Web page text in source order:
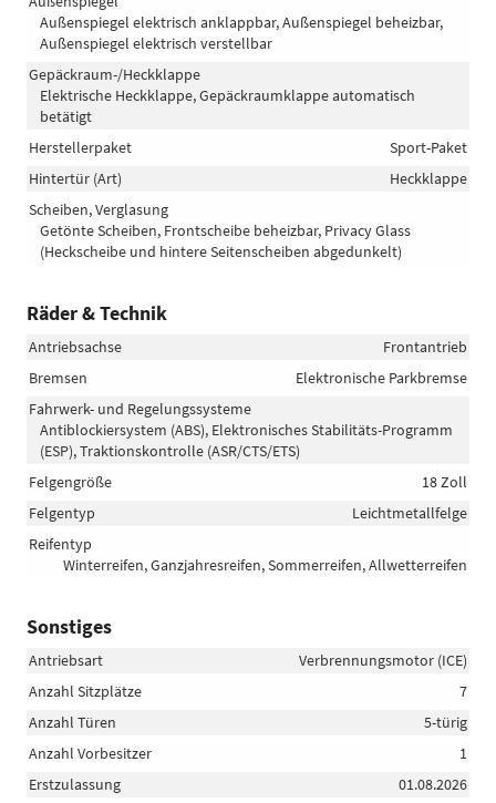
Außenspiegel elektrisch anklappbar, Außenspiegel beheizbar,
Außenspiegel elektrisch verstellbar
Gepäckraum-/Heckklappe
Elektrische Heckklappe, Gepäckraumklappe automatisch
betätigt
Herstellerpaket
Sport-Paket
Hintertür (Art)
Heckklappe
Scheiben, Verglasung
Getönte Scheiben, Frontscheibe beheizbar, Privacy Glass
(Heckscheibe und hintere Seitenscheiben abgedunkelt)
Räder & Technik
Antriebsachse
Frontantrieb
Bremsen
Elektronische Parkbremse
Fahrwerk- und Regelungssysteme
Antiblockiersystem (ABS), Elektronisches Stabilitäts-Programm
(ESP), Traktionskontrolle (ASR/CTS/ETS)
Felgengröße
18 Zoll
Felgentyp
Leichtmetallfelge
Reifentyp
Winterreifen, Ganzjahresreifen, Sommerreifen, Allwetterreifen
Sonstiges
Antriebsart
Verbrennungsmotor (ICE)
Anzahl Sitzplätze
7
Anzahl Türen
5-türig
Anzahl Vorbesitzer
1
Erstzulassung
01.08.2026